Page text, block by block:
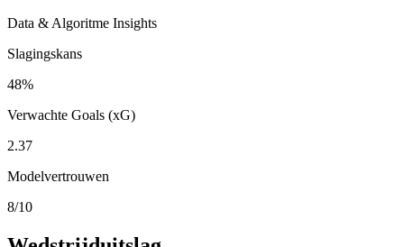
Data & Algoritme Insights
Slagingskans
48%
Verwachte Goals (xG)
2.37
Modelvertrouwen
8/10